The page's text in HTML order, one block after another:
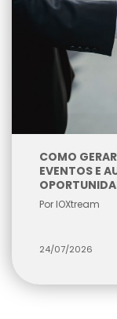
COMO
EVENTOS E
Por IOXtream
24/07/2026